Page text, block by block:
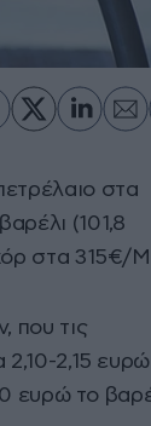
στα
(101,8
στα 315€/
που τις
2,10-2,15
ευρώ το